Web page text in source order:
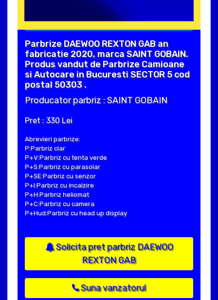
Parbrize DAEWOO REXTON GAB an
fabricatie 2020, marca SAINT GOBAIN.
Produs vandut de Parbrize Camioane
si Autocare in Bucuresti SECTOR 5 cod
postal 50303 .
Producator parbriz : SAINT GOBAIN
Pret : 330 Lei
Abrevieri parbrize:
P:Parbriz clar
P+V:Parbriz cu tenta verde
P+S:Parbriz cu parasolar
P+SE:Parbriz cu senzor
P+I:Parbriz cu incalzire
P+H:Parbriz heliomat
P+C:Parbriz cu camera
P+Hud:Parbriz cu head up display
Solicita pret parbriz DAEWOO
REXTON GAB
Suna vanzatorul